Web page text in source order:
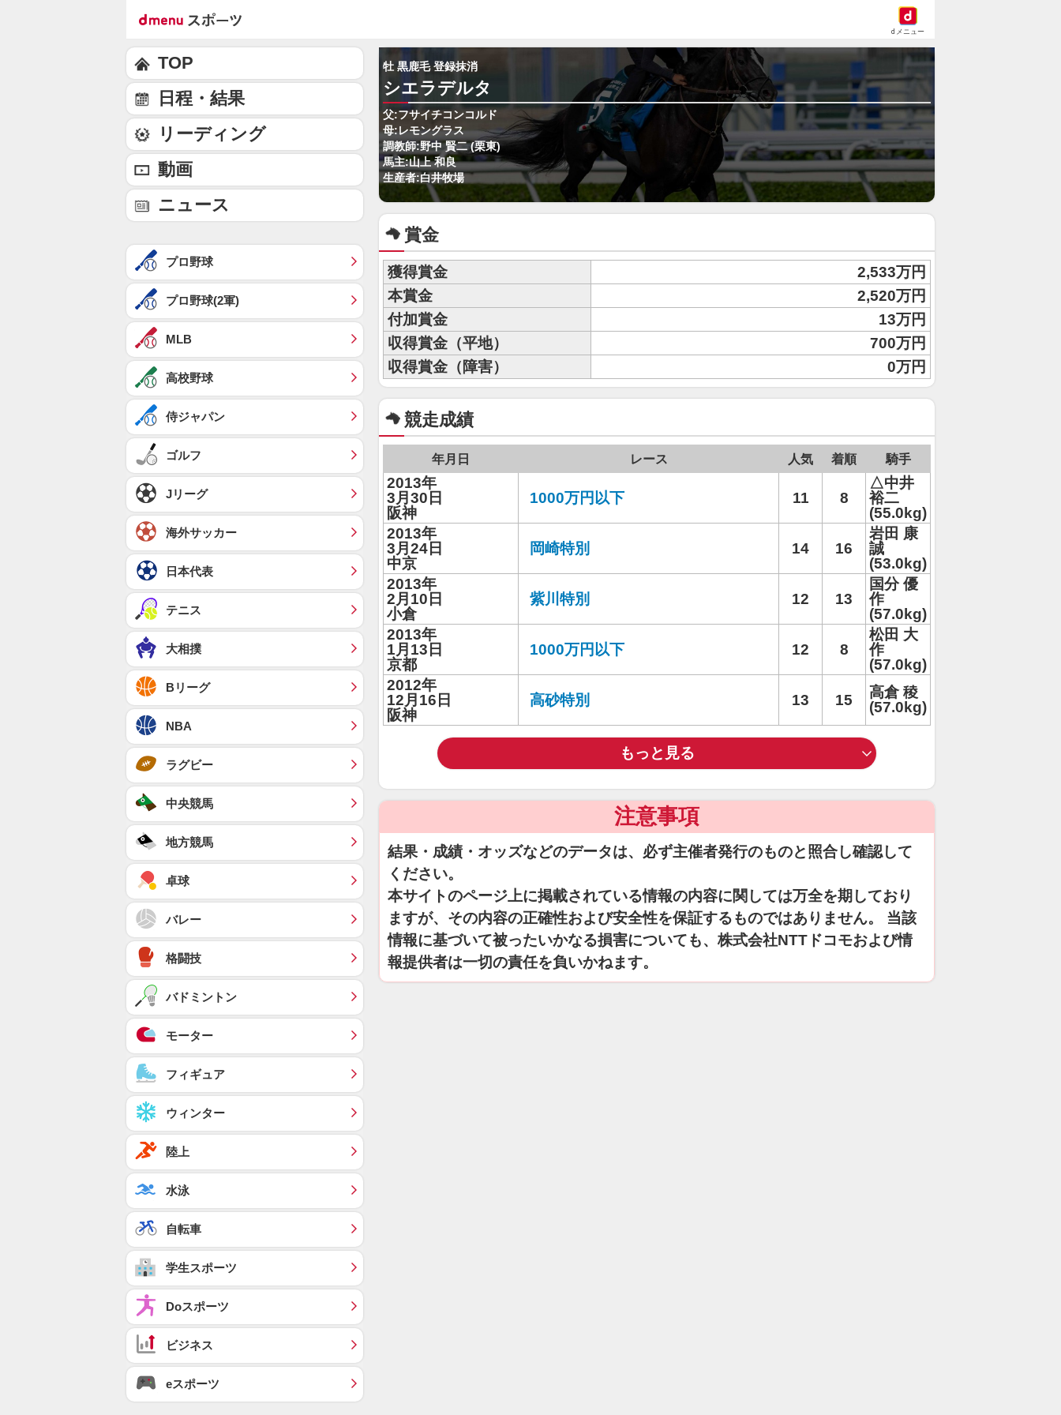
dメニュー
牡 黒鹿毛 登録抹消
シエラデルタ
父:フサイチコンコルド
母:レモングラス
調教師:野中 賢二 (栗東)
馬主:山上 和良
生産者:白井牧場
賞金
獲得賞金
2,533万円
本賞金
2,520万円
付加賞金
13万円
収得賞金（平地）
700万円
収得賞金（障害）
0万円
競走成績
年月日 レース 人気 着順 騎手
2013年
3月30日
阪神
1000万円以下 11 8
△中井
裕二
(55.0kg)
2013年
3月24日
中京
岡崎特別 14 16
岩田 康
誠
(53.0kg)
2013年
2月10日
小倉
紫川特別 12 13
国分 優
作
(57.0kg)
2013年
1月13日
京都
1000万円以下 12 8
松田 大
作
(57.0kg)
2012年
12月16日
阪神
高砂特別 13 15
高倉 稜
(57.0kg)
もっと見る
注意事項
結果・成績・オッズなどのデータは、必ず主催者発行のものと照合し確認して
ください。
本サイトのページ上に掲載されている情報の内容に関しては万全を期しており
ますが、その内容の正確性および安全性を保証するものではありません。 当該
情報に基づいて被ったいかなる損害についても、株式会社NTTドコモおよび情
報提供者は一切の責任を負いかねます。
TOP
日程・結果
リーディング
動画
ニュース
プロ野球
プロ野球(2軍)
MLB
高校野球
侍ジャパン
ゴルフ
Jリーグ
海外サッカー
日本代表
テニス
大相撲
Bリーグ
NBA
ラグビー
中央競馬
地方競馬
卓球
バレー
格闘技
バドミントン
モーター
フィギュア
ウィンター
陸上
水泳
自転車
学生スポーツ
Doスポーツ
ビジネス
eスポーツ